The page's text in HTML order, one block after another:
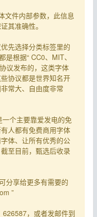
文件内部参数，此信息
其准确性。
先选择分类标签里的
是根据“ CC0、MIT、
议发布的，这类字体
协议都是世界知名开
常大、自由度非常
个主要靠爱发电的免
人都有免费商用字体
体、让所有优秀的公
至目前，甄选后收录
分享给更多有需要的
”
，或者发邮件到